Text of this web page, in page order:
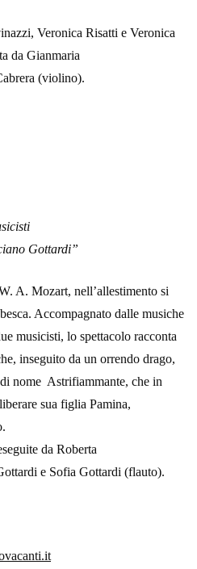
Veronica Risatti e Veronica
da Gianmaria
(violino).
Gottardi”
A. Mozart, nell’allestimento si
Accompagnato dalle musiche
musicisti, lo spettacolo racconta
inseguito da un orrendo drago,
nome Astrifiammante, che in
sua figlia Pamina,
da Roberta
e Sofia Gottardi (flauto).